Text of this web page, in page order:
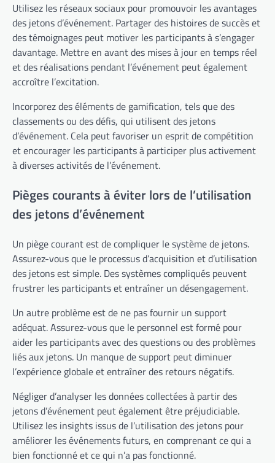
Utilisez les réseaux sociaux pour promouvoir les avantages
des jetons d’événement. Partager des histoires de succès et
des témoignages peut motiver les participants à s’engager
davantage. Mettre en avant des mises à jour en temps réel
et des réalisations pendant l’événement peut également
accroître l’excitation.
Incorporez des éléments de gamification, tels que des
classements ou des défis, qui utilisent des jetons
d’événement. Cela peut favoriser un esprit de compétition
et encourager les participants à participer plus activement
à diverses activités de l’événement.
Pièges courants à éviter lors de l’utilisation
des jetons d’événement
Un piège courant est de compliquer le système de jetons.
Assurez-vous que le processus d’acquisition et d’utilisation
des jetons est simple. Des systèmes compliqués peuvent
frustrer les participants et entraîner un désengagement.
Un autre problème est de ne pas fournir un support
adéquat. Assurez-vous que le personnel est formé pour
aider les participants avec des questions ou des problèmes
liés aux jetons. Un manque de support peut diminuer
l’expérience globale et entraîner des retours négatifs.
Négliger d’analyser les données collectées à partir des
jetons d’événement peut également être préjudiciable.
Utilisez les insights issus de l’utilisation des jetons pour
améliorer les événements futurs, en comprenant ce qui a
bien fonctionné et ce qui n’a pas fonctionné.